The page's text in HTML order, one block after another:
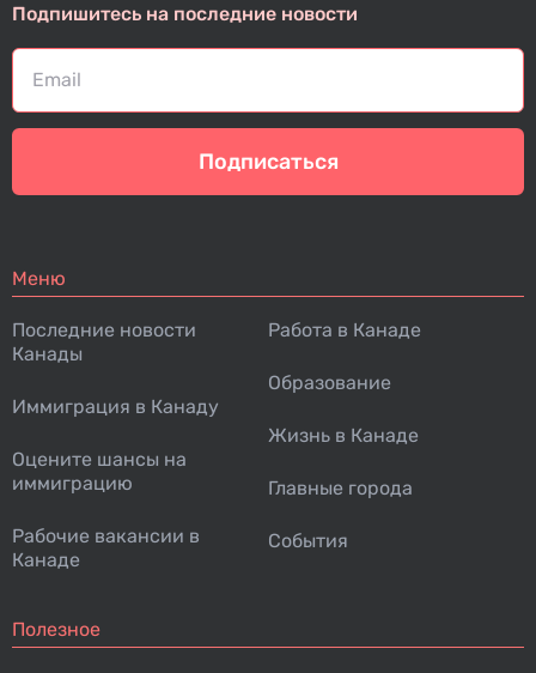
Подпишитесь на последние новости
Подписаться
Меню
Последние новости
Канады
Иммиграция в Канаду
Оцените шансы на
иммиграцию
Рабочие вакансии в
Канаде
Работа в Канаде
Образование
Жизнь в Канаде
Главные города
События
Полезное